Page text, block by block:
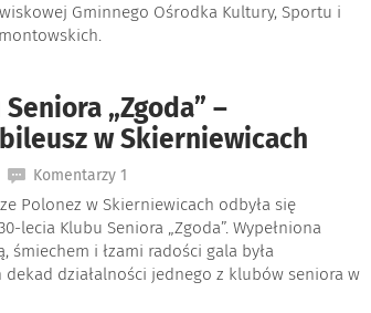
Gminnego Ośrodka Kultury, Sportu i
„Zgoda” –
w Skierniewicach
Komentarzy 1
Polonez w Skierniewicach odbyła się
lecia Klubu Seniora „Zgoda”. Wypełniona
śmiechem i łzami radości gala była
działalności jednego z klubów seniora w